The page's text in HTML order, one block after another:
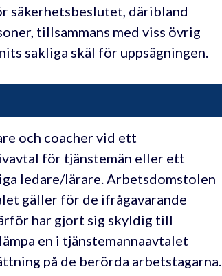
säkerhetsbeslutet, däribland
tillsammans med viss övrig
sakliga skäl för uppsägningen.
och coacher vid ett
för tjänstemän eller ett
ledare/lärare. Arbetsdomstolen
gäller för de ifrågavarande
har gjort sig skyldig till
en i tjänstemannaavtalet
på de berörda arbetstagarna.